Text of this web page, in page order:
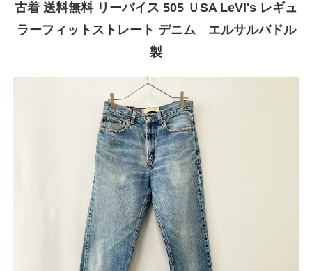
古着 送料無料 リーバイス 505 ＵSA LeVI's レギュ
ラーフィットストレート デニム エルサルバドル
製